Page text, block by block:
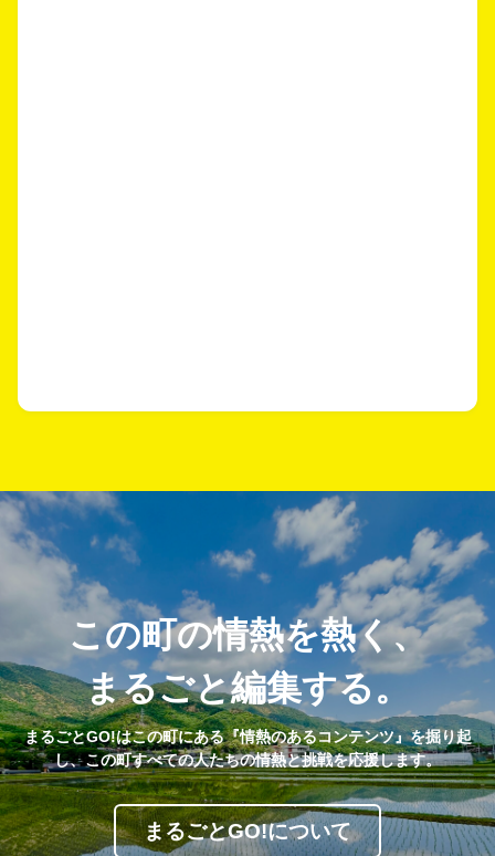
この町の情熱を熱く、
まるごと編集する。
まるごとGO!はこの町にある『情熱のあるコンテンツ』を掘り起
し、この町すべての人たちの情熱と挑戦を応援します。
まるごとGO!について